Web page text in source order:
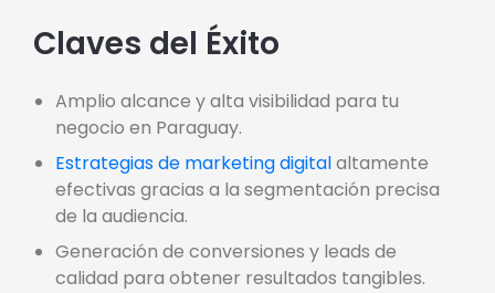
Claves del Éxito
Amplio alcance y alta visibilidad para tu
negocio en Paraguay.
Estrategias de marketing digitalaltamente
efectivas gracias a la segmentación precisa
de la audiencia.
Generación de conversiones y leads de
calidad para obtener resultados tangibles.